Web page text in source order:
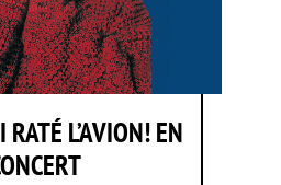
RATÉ L’AVION! EN